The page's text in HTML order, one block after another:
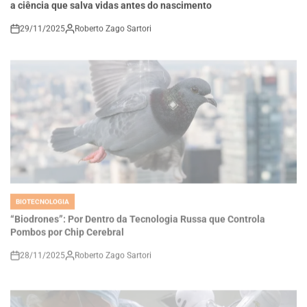
on
29/11/2025 Roberto Zago Sartori
POSTED
IN
BIOTECNOLOGIA
“Biodrones”: Por Dentro da Tecnologia Russa que Controla
Pombos por Chip Cerebral
on
28/11/2025 Roberto Zago Sartori